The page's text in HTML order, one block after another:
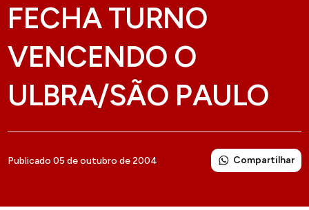
FECHA TURNO
VENCENDO O
ULBRA/SÃO PAULO
Publicado 05 de outubro de 2004 Compartilhar